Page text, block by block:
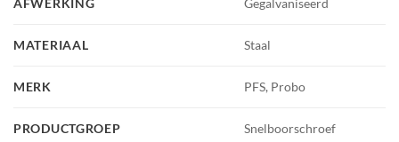
MATERIAAL Staal
MERK PFS, Probo
PRODUCTGROEP Snelboorschroef